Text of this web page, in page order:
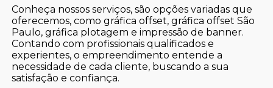
Conheça nossos serviços, são opções variadas que
oferecemos, como gráfica offset, gráfica offset São
Paulo, gráfica plotagem e impressão de banner.
Contando com profissionais qualificados e
experientes, o empreendimento entende a
necessidade de cada cliente, buscando a sua
satisfação e confiança.